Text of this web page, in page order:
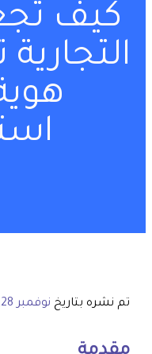
كيف
تم نشره بتاريخ نوفمبر 28, 2025